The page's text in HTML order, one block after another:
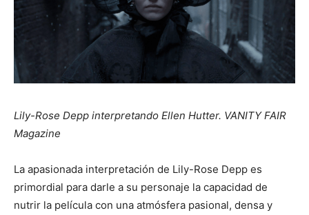
Lily-Rose Depp interpretando Ellen Hutter. VANITY FAIR
Magazine
La apasionada interpretación de Lily-Rose Depp es
primordial para darle a su personaje la capacidad de
nutrir la película con una atmósfera pasional, densa y